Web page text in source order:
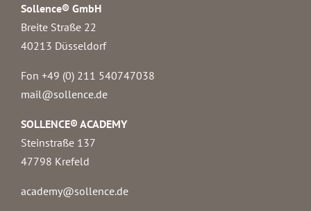
Sollence® GmbH
Breite Straße 22
40213 Düsseldorf
Fon +49 (0) 211 540747038‬
mail@sollence.de
SOLLENCE® ACADEMY
Steinstraße 137
47798 Krefeld
academy@sollence.de